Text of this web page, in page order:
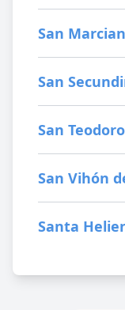
San
San
San
San Vihón
Santa